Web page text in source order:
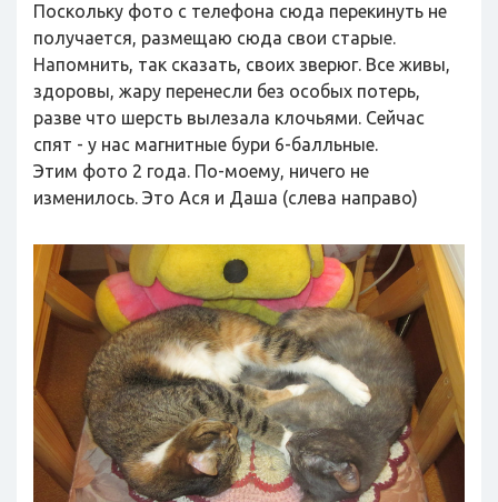
Поскольку фото с телефона сюда перекинуть не
получается, размещаю сюда свои старые.
Напомнить, так сказать, своих зверюг. Все живы,
здоровы, жару перенесли без особых потерь,
разве что шерсть вылезала клочьями. Сейчас
спят - у нас магнитные бури 6-балльные.
Этим фото 2 года. По-моему, ничего не
изменилось. Это Ася и Даша (слева направо)